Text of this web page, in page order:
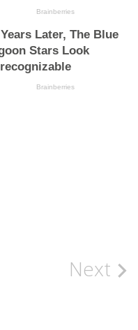
Next